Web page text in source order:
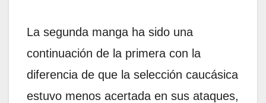
La segunda manga ha sido una
continuación de la primera con la
diferencia de que la selección caucásica
estuvo menos acertada en sus ataques,